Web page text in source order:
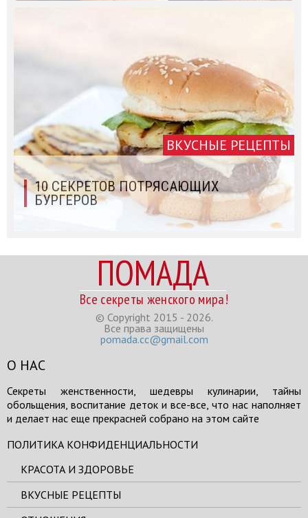
ВКУСНЫЕ РЕЦЕПТЫ
10 СЕКРЕТОВ ПОТРЯСАЮЩИХ
БУРГЕРОВ
ПОМАДА
Все секреты женского мира!
© Copyright 2015 - 2026.
Все права защищены
pomada.cc@gmail.com
О НАС
Секреты женственности, шедевры кулинарии, тайны
обольщения, воспитание деток и все-все, что нас наполняет
и делает нас еще прекрасней собрано на этом сайте
ПОЛИТИКА КОНФИДЕНЦИАЛЬНОСТИ
КРАСОТА И ЗДОРОВЬЕ
ВКУСНЫЕ РЕЦЕПТЫ